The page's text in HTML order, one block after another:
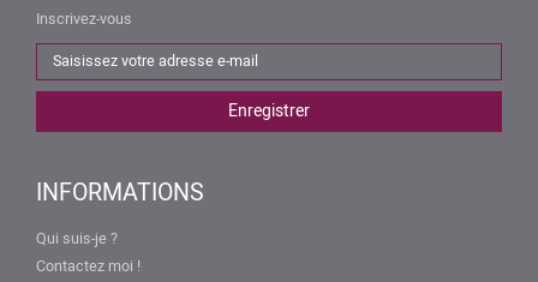
Inscrivez-vous
INFORMATIONS
Qui suis-je ?
Contactez moi !